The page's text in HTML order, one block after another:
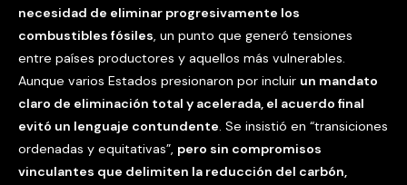
necesidad de eliminar progresivamente los
combustibles fósiles, un punto que generó tensiones
entre países productores y aquellos más vulnerables.
Aunque varios Estados presionaron por incluir un mandato
claro de eliminación total y acelerada, el acuerdo final
evitó un lenguaje contundente. Se insistió en “transiciones
ordenadas y equitativas”, pero sin compromisos
vinculantes que delimiten la reducción del carbón,